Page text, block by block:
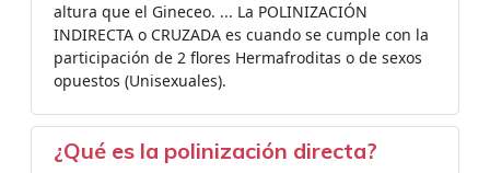
altura que el Gineceo. ... La POLINIZACIÓN
INDIRECTA o CRUZADA es cuando se cumple con la
participación de 2 flores Hermafroditas o de sexos
opuestos (Unisexuales).
¿Qué es la polinización directa?